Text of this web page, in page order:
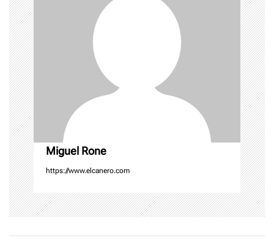
g
a
t
i
o
n
Miguel Rone
https://www.elcanero.com